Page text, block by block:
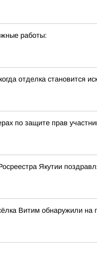
работы:
отделка становится
по защите прав
Якутии
Витим обнаружили на